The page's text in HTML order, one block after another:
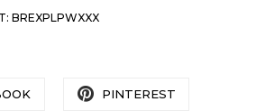
BREXPLPWXXX
PINTEREST